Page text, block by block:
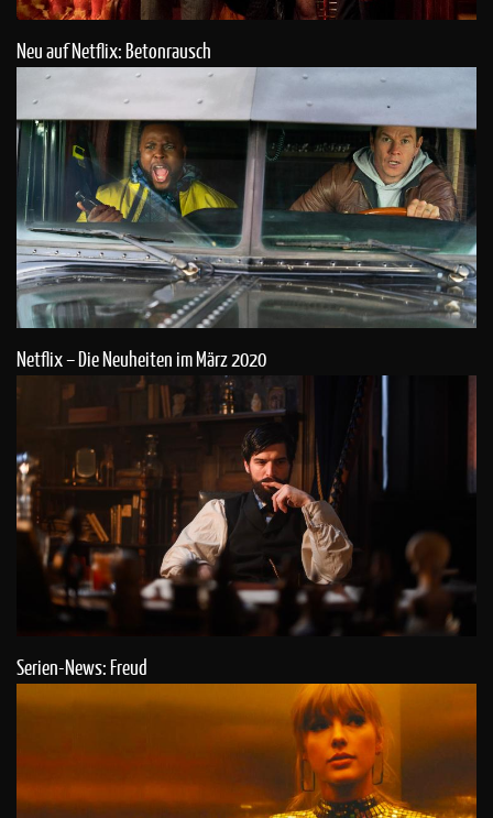
Neu auf Netflix: Betonrausch
Netflix – Die Neuheiten im März 2020
Serien-News: Freud